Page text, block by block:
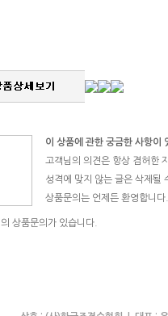
이 상품에 관한 궁금한 사항이
고객님의 의견은 항상 겸허한
성격에 맞지 않는 글은 삭제될
상품문의는 언제든 환영합니
의 상품문의가 있습니다.